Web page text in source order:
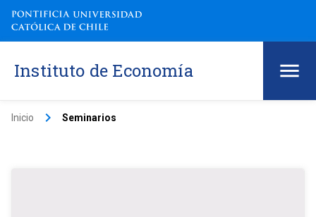
Instituto de Economía
Inicio keyboard_arrow_right Seminarios